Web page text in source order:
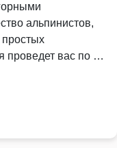
альпинистов,
проведет вас по …